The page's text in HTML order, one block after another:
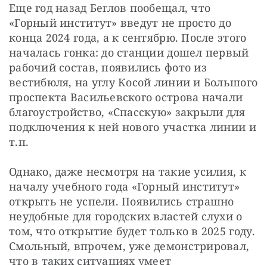
Еще год назад Беглов пообещал, что
«Горный институт» введут не просто до
конца 2024 года, а к сентябрю. После этого
началась гонка: до станции дошел первый
рабочий состав, появились фото из
вестибюля, на углу Косой линии и Большого
проспекта Васильевского острова начали
благоустройство, «Спасскую» закрыли для
подключения к ней нового участка линии и
т.п.
Однако, даже несмотря на такие усилия, к
началу учебного года «Горный институт»
открыть не успели. Появились страшно
неудобные для городских властей слухи о
том, что открытие будет только в 2025 году.
Смольный, впрочем, уже демонстрировал,
что в таких ситуациях умеет